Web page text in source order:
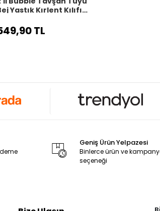
Yastık Kırlent Kılıfı
TL
Geniş Ürün Yelpazesi
Binlerce ürün ve
seçeneği